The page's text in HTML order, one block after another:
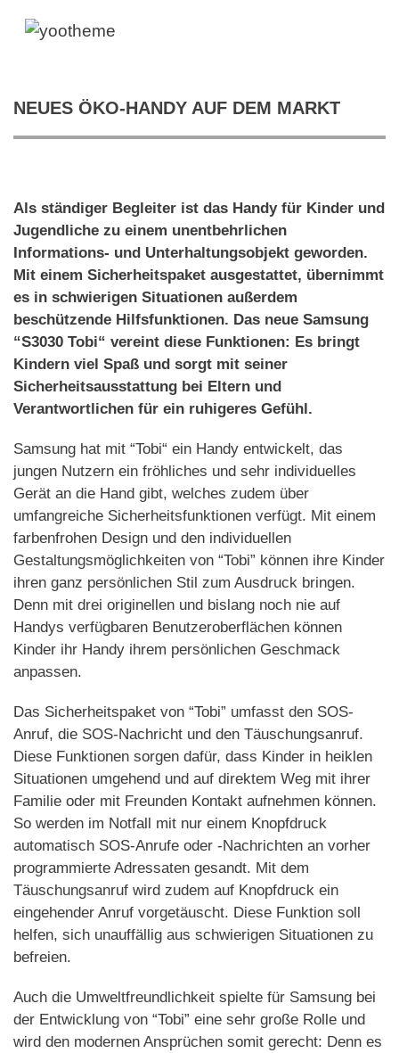
NEUES ÖKO-HANDY AUF DEM MARKT
Als ständiger Begleiter ist das Handy für Kinder und
Jugendliche zu einem unentbehrlichen
Informations- und Unterhaltungsobjekt geworden.
Mit einem Sicherheitspaket ausgestattet, übernimmt
es in schwierigen Situationen außerdem
beschützende Hilfsfunktionen. Das neue Samsung
“S3030 Tobi“ vereint diese Funktionen: Es bringt
Kindern viel Spaß und sorgt mit seiner
Sicherheitsausstattung bei Eltern und
Verantwortlichen für ein ruhigeres Gefühl.
Samsung hat mit “Tobi“ ein Handy entwickelt, das
jungen Nutzern ein fröhliches und sehr individuelles
Gerät an die Hand gibt, welches zudem über
umfangreiche Sicherheitsfunktionen verfügt. Mit einem
farbenfrohen Design und den individuellen
Gestaltungsmöglichkeiten von “Tobi” können ihre Kinder
ihren ganz persönlichen Stil zum Ausdruck bringen.
Denn mit drei originellen und bislang noch nie auf
Handys verfügbaren Benutzeroberflächen können
Kinder ihr Handy ihrem persönlichen Geschmack
anpassen.
Das Sicherheitspaket von “Tobi” umfasst den SOS-
Anruf, die SOS-Nachricht und den Täuschungsanruf.
Diese Funktionen sorgen dafür, dass Kinder in heiklen
Situationen umgehend und auf direktem Weg mit ihrer
Familie oder mit Freunden Kontakt aufnehmen können.
So werden im Notfall mit nur einem Knopfdruck
automatisch SOS-Anrufe oder -Nachrichten an vorher
programmierte Adressaten gesandt. Mit dem
Täuschungsanruf wird zudem auf Knopfdruck ein
eingehender Anruf vorgetäuscht. Diese Funktion soll
helfen, sich unauffällig aus schwierigen Situationen zu
befreien.
Auch die Umweltfreundlichkeit spielte für Samsung bei
der Entwicklung von “Tobi” eine sehr große Rolle und
wird den modernen Ansprüchen somit gerecht: Denn es